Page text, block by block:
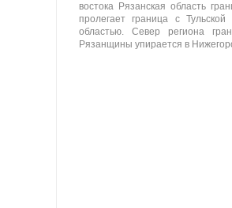
востока Рязанская область
пролегает граница с
областью. Север региона
Рязанщины упирается в